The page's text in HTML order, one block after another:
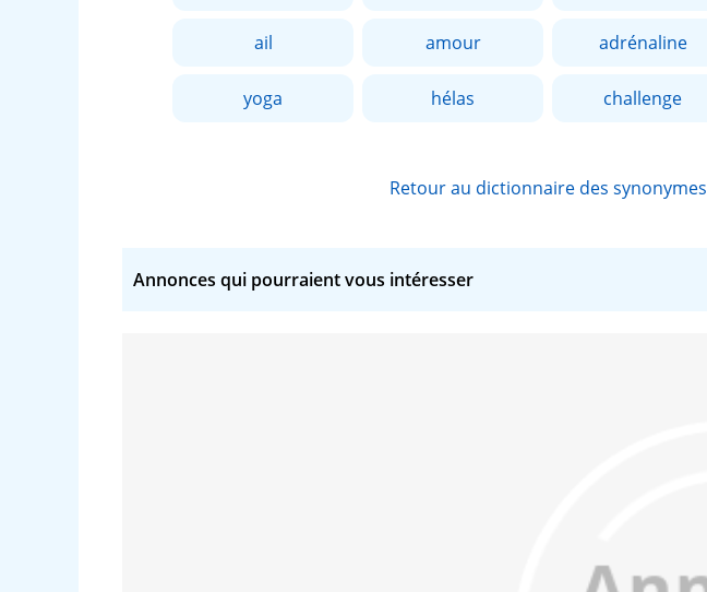
ail amour adrénaline
yoga hélas challenge
Retour au dictionnaire des synonymes
Annonces qui pourraient vous intéresser